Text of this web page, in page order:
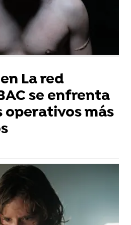
La red
se enfrenta
operativos más